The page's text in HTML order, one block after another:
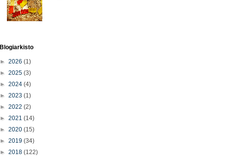
Blogiarkisto
► 2026 (1)
► 2025 (3)
► 2024 (4)
► 2023 (1)
► 2022 (2)
► 2021 (14)
► 2020 (15)
► 2019 (34)
► 2018 (122)